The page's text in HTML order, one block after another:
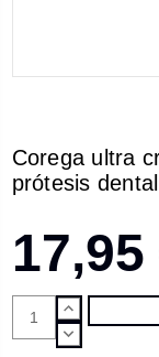
Corega ultra
prótesis
17,95
AUMENTAR
CANTIDAD:
DISMINUIR